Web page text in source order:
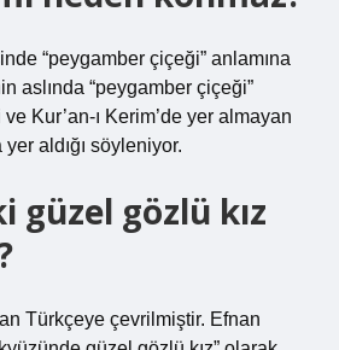
“peygamber çiçeği” anlamına
aslında “peygamber çiçeği”
Kur’an-ı Kerim’de yer almayan
yer aldığı söyleniyor.
güzel gözlü kız
Türkçeye çevrilmiştir. Efnan